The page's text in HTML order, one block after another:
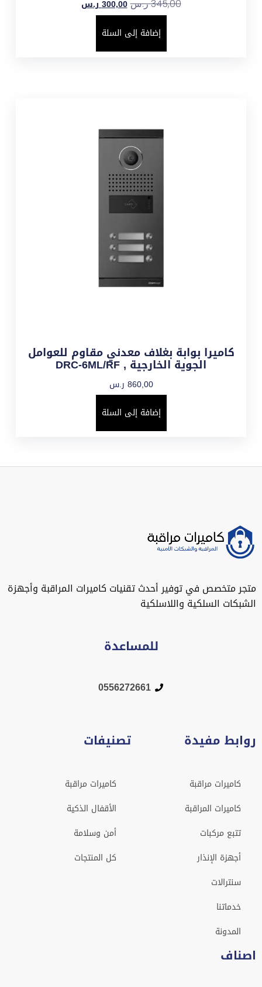
345,00ر.س 300,00ر.س
إضافة إلى السلة
كاميرا بوابة بغلاف معدني مقاوم للعوامل
الجوية الخارجية , DRC-6ML/RF
860,00 ر.س
إضافة إلى السلة
متجر متخصص في توفير أحدث تقنيات كاميرات المراقبة وأجهزة
الشبكات السلكية واللاسلكية
للمساعدة
0556272661
روابط مفيدة
كاميرات مراقبة
كاميرات المراقبة
تتبع مركبات
أجهزة الإنذار
سنترالات
خدماتنا
المدونة
تصنيفات
كاميرات مراقبة
الأقفال الذكية
أمن وسلامة
كل المنتجات
اصناف